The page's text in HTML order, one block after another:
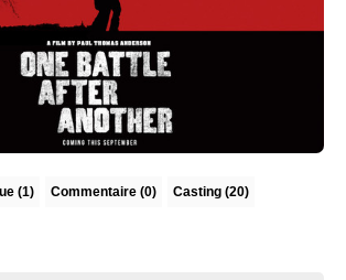
(1) Commentaire (0) Casting (20)